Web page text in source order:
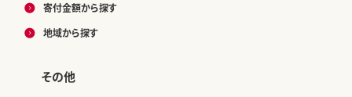
寄付金額から探す
地域から探す
その他